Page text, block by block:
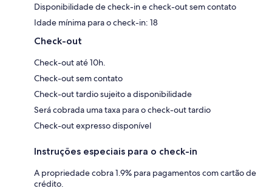
Disponibilidade de check-in e check-out sem contato
Idade mínima para o check-in: 18
Check-out
Check-out até 10h.
Check-out sem contato
Check-out tardio sujeito a disponibilidade
Será cobrada uma taxa para o check-out tardio
Check-out expresso disponível
Instruções especiais para o check-in
A propriedade cobra 1.9% para pagamentos com cartão de
crédito.